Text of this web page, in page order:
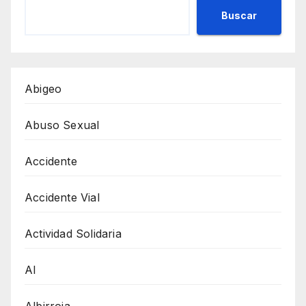
Buscar
Abigeo
Abuso Sexual
Accidente
Accidente Vial
Actividad Solidaria
AI